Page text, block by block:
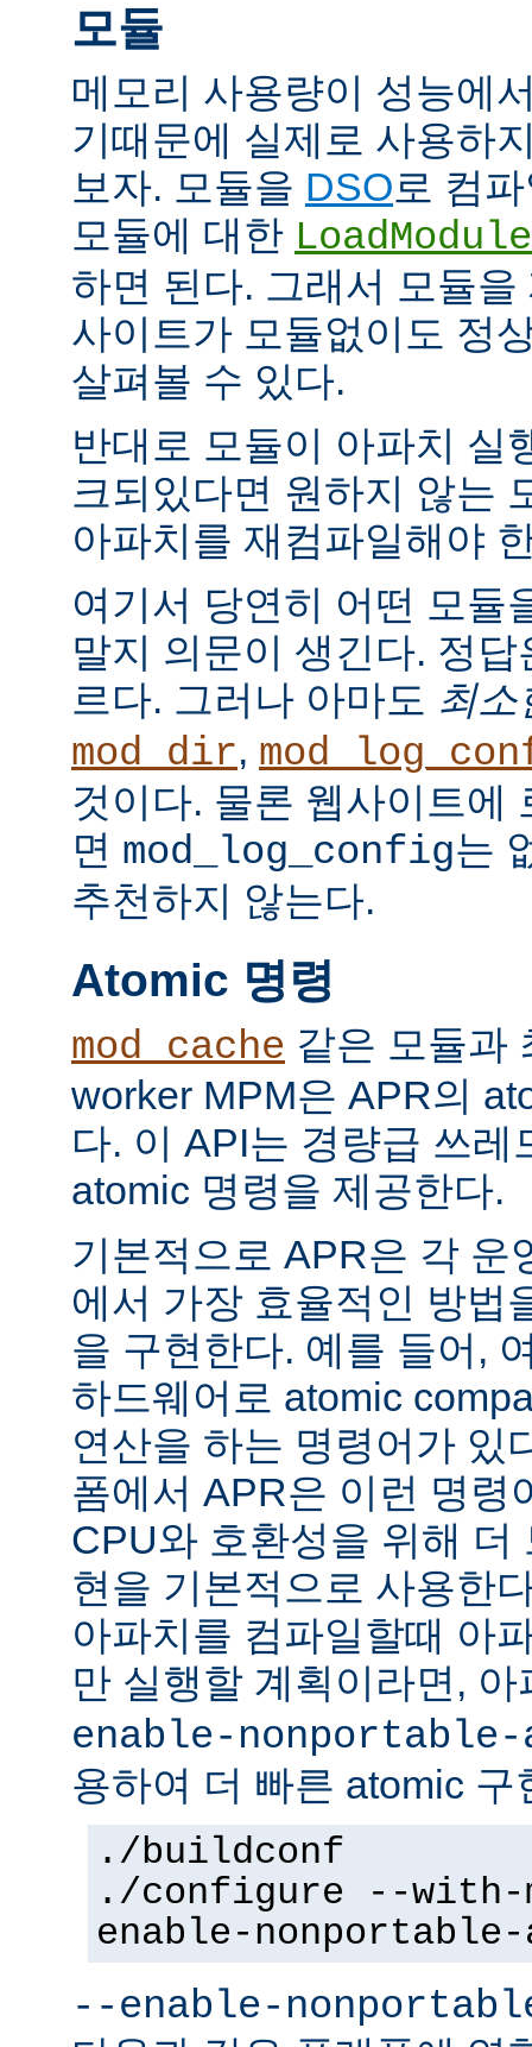
모듈
메모리 사용량이 성능에
기때문에 실제로 사용하
보자. 모듈을 DSO로 컴
모듈에 대한 LoadModule
하면 된다. 그래서 모듈
사이트가 모듈없이도 정
살펴볼 수 있다.
반대로 모듈이 아파치 실
크되있다면 원하지 않는
아파치를 재컴파일해야
여기서 당연히 어떤 모듈
말지 의문이 생긴다. 정
르다. 그러나 아마도 최소
mod_dir,
것이다. 물론 웹사이트에
면 mod_log_config는
추천하지 않는다.
Atomic 명령
mod_cache 같은 모듈과
worker MPM은 APR의
다. 이 API는 경량급 쓰레
atomic 명령을 제공한다.
기본적으로 APR은 각 운
에서 가장 효율적인 방법
을 구현한다. 예를 들어,
하드웨어로 atomic
연산을 하는 명령어가 있
폼에서 APR은 이런 명령
CPU와 호환성을 위해 더
현을 기본적으로 사용한
아파치를 컴파일할때 아
만 실행할 계획이라면,
enable-nonportable-
용하여 더 빠른 atomic
./buildconf
./configure --with-
enable-nonportable-
--enable-